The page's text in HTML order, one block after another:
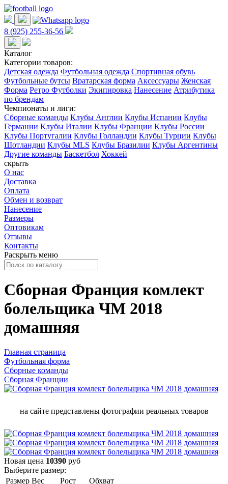
8 (925) 255-36-56
Каталог
Категории товаров:
Детская одежда Футбольная одежда Спортивная обувь
Футбольные бутсы Вратарская форма Аксессуары Женская
Форма Ретро Футболки Экипировка Нанесение Атрибутика
по брендам
Чемпионаты и лиги:
Сборные команды Клубы Англии Клубы Испании Клубы
Германии Клубы Италии Клубы Франции Клубы России
Клубы Португалии Клубы Голландии Клубы Турции Клубы
Шотландии Клубы MLS Клубы Бразилии Клубы Аргентины
Другие команды Баскетбол Хоккей
скрыть
О нас
Доставка
Оплата
Обмен и возврат
Нанесение
Размеры
Оптовикам
Отзывы
Контакты
Раскрыть меню
Сборная Франция комлект
болельщика ЧМ 2018
домашняя
Главная страница
Футбольная форма
Сборные команды
Сборная Франции
на сайте представлены фотографии реальных товаров
Новая цена 10390 руб
Выберите размер:
Размер Вес Рост
Обхват